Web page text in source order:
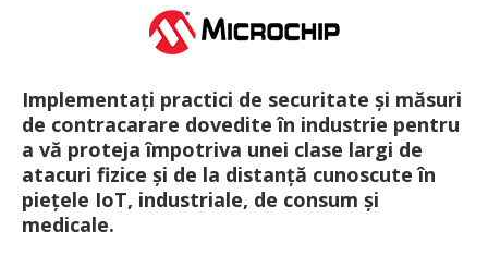
Implementați practici de securitate și măsuri
de contracarare dovedite în industrie pentru
a vă proteja împotriva unei clase largi de
atacuri fizice și de la distanță cunoscute în
piețele IoT, industriale, de consum și
medicale.